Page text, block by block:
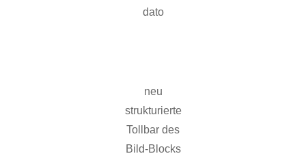
dato
neu
strukturierte
Tollbar des
Bild-Blocks